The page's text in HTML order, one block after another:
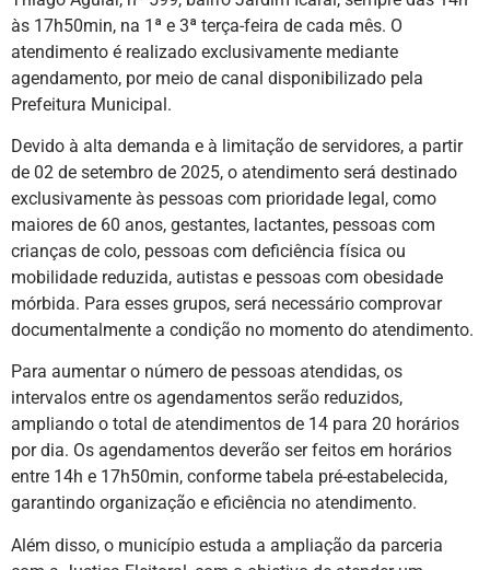
às 17h50min, na 1ª e 3ª terça-feira de cada mês. O
atendimento é realizado exclusivamente mediante
agendamento, por meio de canal disponibilizado pela
Prefeitura Municipal.
Devido à alta demanda e à limitação de servidores, a partir
de 02 de setembro de 2025, o atendimento será destinado
exclusivamente às pessoas com prioridade legal, como
maiores de 60 anos, gestantes, lactantes, pessoas com
crianças de colo, pessoas com deficiência física ou
mobilidade reduzida, autistas e pessoas com obesidade
mórbida. Para esses grupos, será necessário comprovar
documentalmente a condição no momento do atendimento.
Para aumentar o número de pessoas atendidas, os
intervalos entre os agendamentos serão reduzidos,
ampliando o total de atendimentos de 14 para 20 horários
por dia. Os agendamentos deverão ser feitos em horários
entre 14h e 17h50min, conforme tabela pré-estabelecida,
garantindo organização e eficiência no atendimento.
Além disso, o município estuda a ampliação da parceria